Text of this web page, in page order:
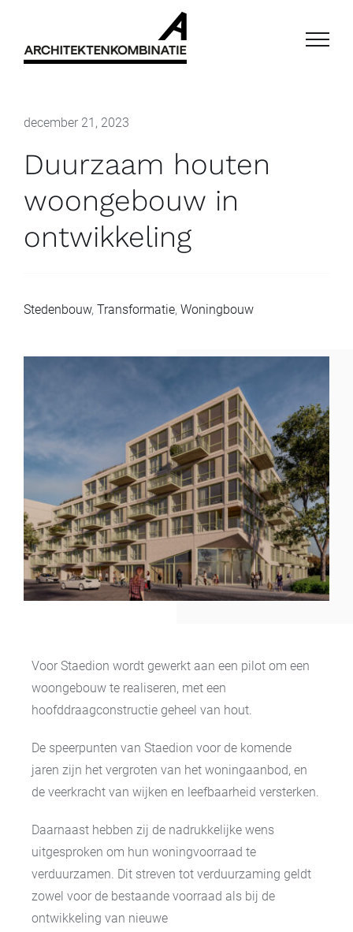
inhoud
december 21, 2023
Duurzaam houten
woongebouw in
ontwikkeling
Stedenbouw, Transformatie, Woningbouw
Voor Staedion wordt gewerkt aan een pilot om een
woongebouw te realiseren, met een
hoofddraagconstructie geheel van hout.
De speerpunten van Staedion voor de komende
jaren zijn het vergroten van het woningaanbod, en
de veerkracht van wijken en leefbaarheid versterken.
Daarnaast hebben zij de nadrukkelijke wens
uitgesproken om hun woningvoorraad te
verduurzamen. Dit streven tot verduurzaming geldt
zowel voor de bestaande voorraad als bij de
ontwikkeling van nieuwe